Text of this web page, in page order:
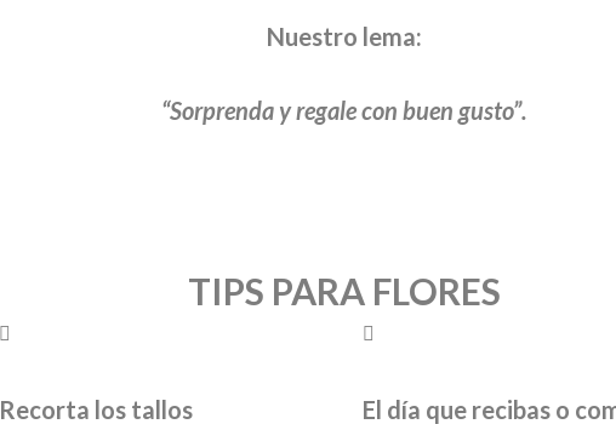
Nuestro lema:
“Sorprenda y regale con buen gusto”.
TIPS PARA FLORES
Recorta los tallos El día que recibas o